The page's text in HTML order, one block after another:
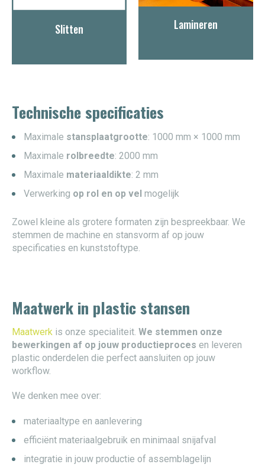
Slitten Lamineren
Technische specificaties
Maximale stansplaatgrootte: 1000 mm × 1000 mm
Maximale rolbreedte: 2000 mm
Maximale materiaaldikte: 2 mm
Verwerking op rol en op vel mogelijk
Zowel kleine als grotere formaten zijn bespreekbaar. We
stemmen de machine en stansvorm af op jouw
specificaties en kunststoftype.
Maatwerk in plastic stansen
Maatwerk is onze specialiteit. We stemmen onze
bewerkingen af op jouw productieproces en leveren
plastic onderdelen die perfect aansluiten op jouw
workflow.
We denken mee over:
materiaaltype en aanlevering
efficiënt materiaalgebruik en minimaal snijafval
integratie in jouw productie of assemblagelijn